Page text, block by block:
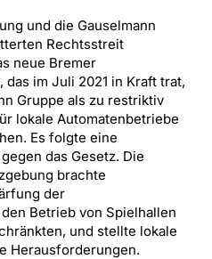
und die Gauselmann
Rechtsstreit
neue Bremer
im Juli 2021 in Kraft trat,
Gruppe als zu restriktiv
lokale Automatenbetriebe
Es folgte eine
das Gesetz. Die
brachte
der
Betrieb von Spielhallen
und stellte lokale
Herausforderungen.